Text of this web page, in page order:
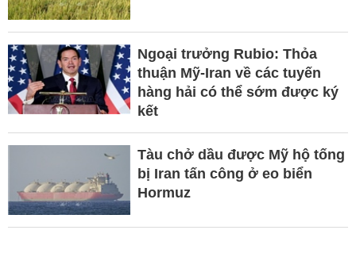
Ngoại trưởng Rubio: Thỏa
thuận Mỹ-Iran về các tuyến
hàng hải có thể sớm được ký
kết
Tàu chở dầu được Mỹ hộ tống
bị Iran tấn công ở eo biển
Hormuz